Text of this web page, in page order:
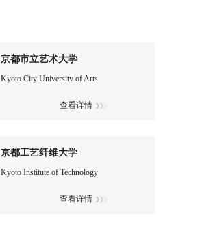
京都市立艺术大学
Kyoto City University of Arts
查看详情
京都工艺纤维大学
Kyoto Institute of Technology
查看详情